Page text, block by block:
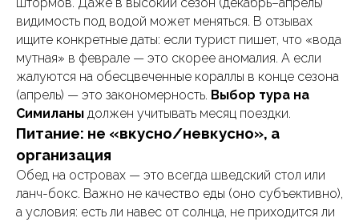
видимость под водой может меняться. В отзывах
ищите конкретные даты: если турист пишет, что «вода
мутная» в феврале — это скорее аномалия. А если
жалуются на обесцвеченные кораллы в конце сезона
(апрель) — это закономерность. Выбор тура на
Симиланы должен учитывать месяц поездки.
Питание: не «вкусно/невкусно», а
организация
Обед на островах — это всегда шведский стол или
ланч-бокс. Важно не качество еды (оно субъективно),
а условия: есть ли навес от солнца, не приходится ли